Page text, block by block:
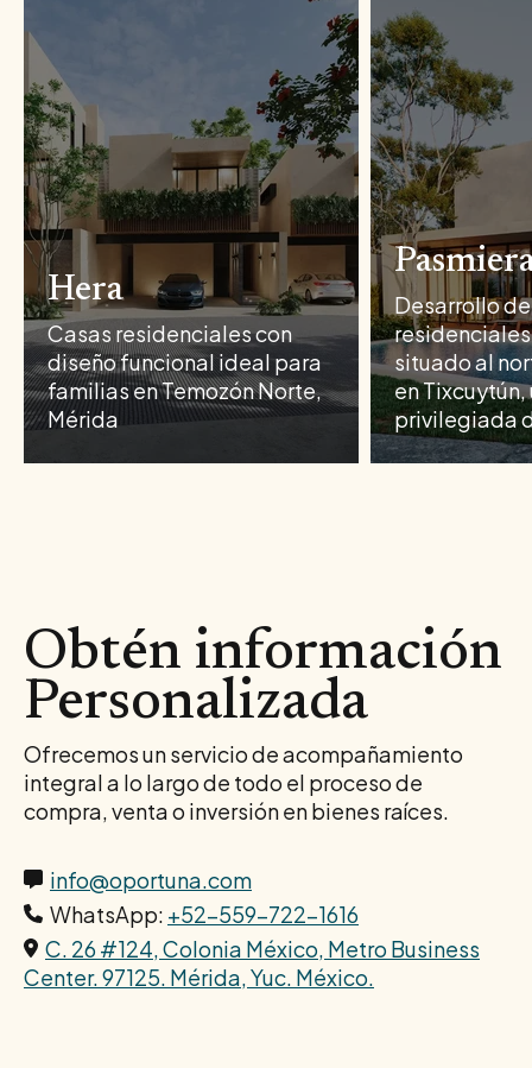
Hera
Casas residenciales con
diseño funcional ideal para
familias en Temozón Norte,
Mérida
Desarrollo
situado al
en Tixcuytún,
privilegiada
Obtén información
Personalizada
Ofrecemos un servicio de acompañamiento
integral a lo largo de todo el proceso de
compra, venta o inversión en bienes raíces.
info@oportuna.com
WhatsApp: +52-559-722-1616
C. 26 #124, Colonia México, Metro Business
Center. 97125. Mérida, Yuc. México.